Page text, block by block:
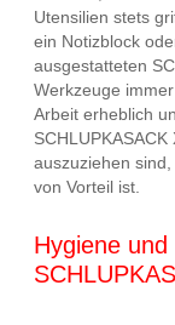
Utensilien stets
ein Notizblock
ausgestatteten
Werkzeuge
Arbeit erheblich
auszuziehen
von Vorteil ist.
Hygiene